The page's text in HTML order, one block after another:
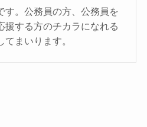
す。公務員の方、公務員を
援する方のチカラになれる
てまいります。